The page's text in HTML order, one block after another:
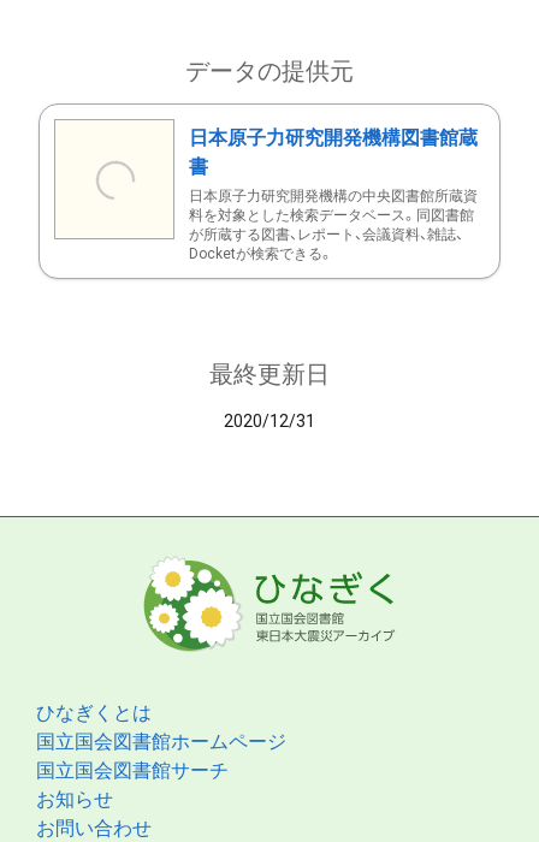
データの提供元
日本原子力研究開発機構図書館蔵
書
日本原子力研究開発機構の中央図書館所蔵資
料を対象とした検索データベース。同図書館
が所蔵する図書、レポート、会議資料、雑誌、
Docketが検索できる。
最終更新日
2020/12/31
ひなぎくとは
国立国会図書館ホームページ
国立国会図書館サーチ
お知らせ
お問い合わせ